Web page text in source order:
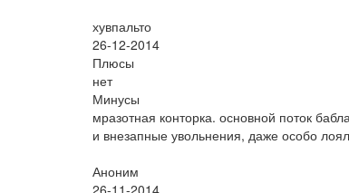
хувпальто
26-12-2014
Плюсы
нет
Минусы
мразотная конторка. основной поток
и внезапные увольнения, даже особо
Аноним
26-11-2014